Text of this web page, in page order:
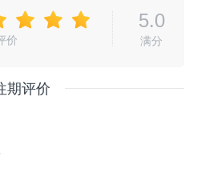
价
5.0
满分
期评价